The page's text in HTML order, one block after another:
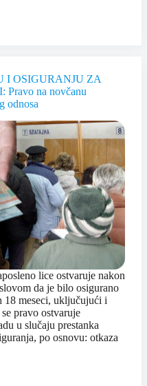
I OSIGURANJU ZA
na novčanu
odnosa
lice ostvaruje nakon
da je bilo osigurano
18 meseci, uključujući i
pravo ostvaruje
u slučaju prestanka
po osnovu: otkaza